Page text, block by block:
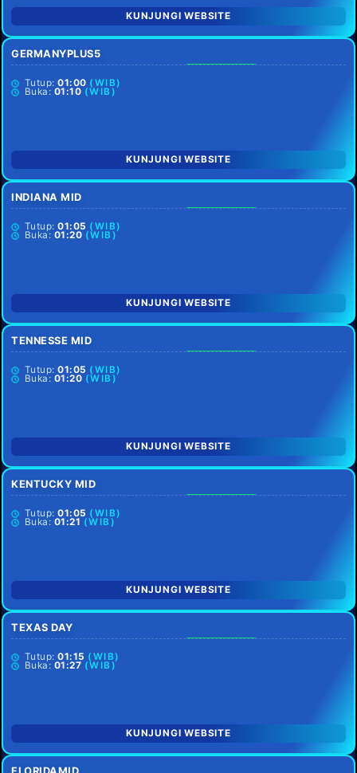
KUNJUNGI WEBSITE
GERMANYPLUS5
Tutup:01:00 (WIB)
Buka: 01:10 (WIB)
KUNJUNGI WEBSITE
INDIANA MID
Tutup:01:05 (WIB)
Buka: 01:20 (WIB)
KUNJUNGI WEBSITE
TENNESSE MID
Tutup:01:05 (WIB)
Buka: 01:20 (WIB)
KUNJUNGI WEBSITE
KENTUCKY MID
Tutup:01:05 (WIB)
Buka: 01:21 (WIB)
KUNJUNGI WEBSITE
TEXAS DAY
Tutup:01:15 (WIB)
Buka: 01:27 (WIB)
KUNJUNGI WEBSITE